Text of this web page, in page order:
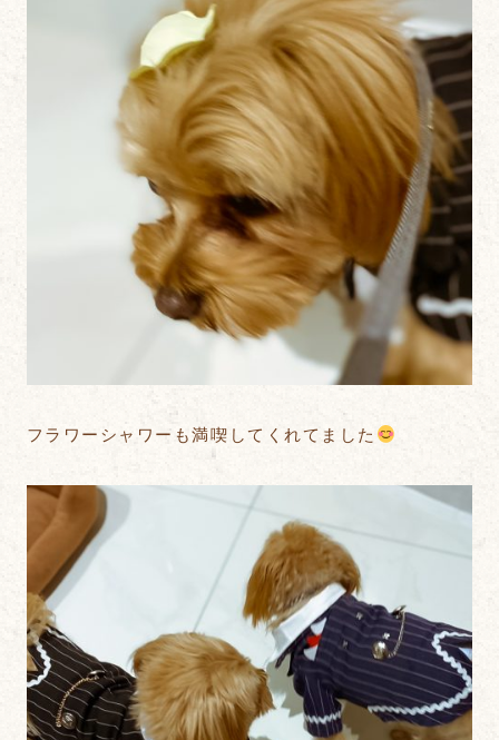
フラワーシャワーも満喫してくれてました